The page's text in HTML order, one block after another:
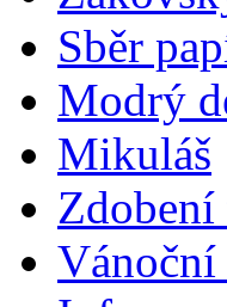
Sběr
Modrý
Mikuláš
Vánoční